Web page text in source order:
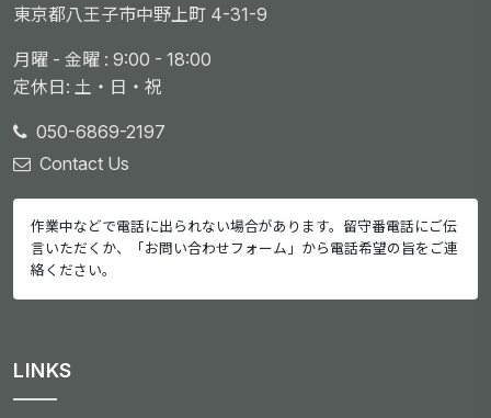
東京都八王子市中野上町 4-31-9
月曜 - 金曜 : 9:00 - 18:00
定休日: 土・日・祝
050-6869-2197
Contact Us
作業中などで電話に出られない場合があります。留守番電話にご伝
言いただくか、「 お問い合わせフォーム 」から電話希望の旨をご連
絡ください。
LINKS